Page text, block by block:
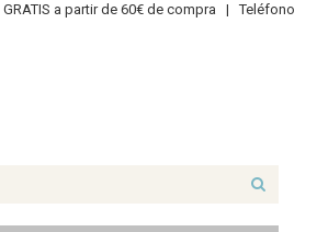
GRATIS a partir de 60€ de compra | Teléfono